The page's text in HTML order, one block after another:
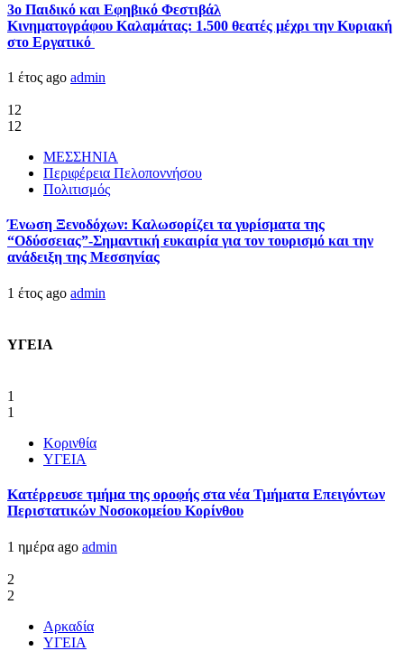
3ο Παιδικό και Εφηβικό Φεστιβάλ
Κινηματογράφου Καλαμάτας: 1.500 θεατές μέχρι την Κυριακή
στο Εργατικό
1 έτος ago admin
12
12
ΜΕΣΣΗΝΙΑ
Περιφέρεια Πελοποννήσου
Πολιτισμός
Ένωση Ξενοδόχων: Καλωσορίζει τα γυρίσματα της
“Οδύσσειας”-Σημαντική ευκαιρία για τον τουρισμό και την
ανάδειξη της Μεσσηνίας
1 έτος ago admin
ΥΓΕΙΑ
1
1
Κορινθία
ΥΓΕΙΑ
Kατέρρευσε τμήμα της οροφής στα νέα Τμήματα Επειγόντων
Περιστατικών Νοσοκομείου Κορίνθου
1 ημέρα ago admin
2
2
Αρκαδία
ΥΓΕΙΑ